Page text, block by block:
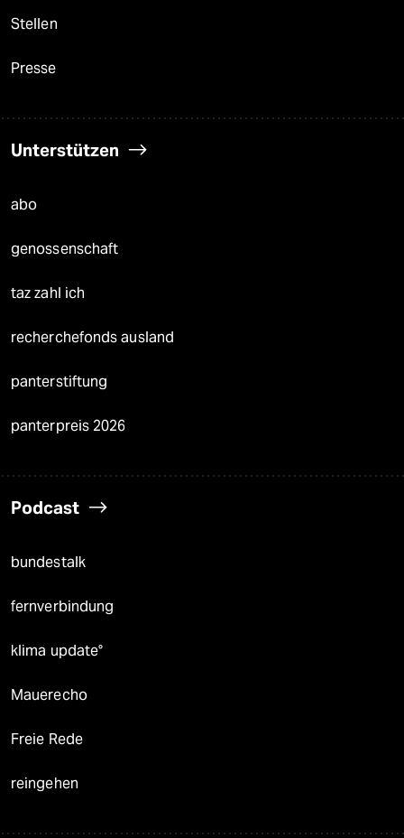
Stellen
Presse
Unterstützen
abo
genossenschaft
taz zahl ich
recherchefonds ausland
panterstiftung
panterpreis 2026
Podcast
bundestalk
fernverbindung
klima update°
Mauerecho
Freie Rede
reingehen